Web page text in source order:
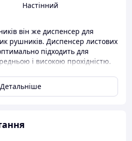
Настінний
він же диспенсер для
рушників. Диспенсер листових
підходить для
і високою прохідністю.
V-складання. Гігієнічний
перезаповнення в будь-
на ключ. Монтаж
навичок.
Детальніше